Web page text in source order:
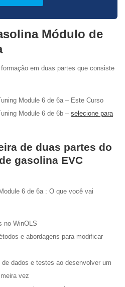
Módulo de
em duas partes que consiste
Module 6 de 6a – Este Curso
Module 6 de 6b – selecione para
de duas partes do
gasolina EVC
6 de 6a : O que você vai
no WinOLS
e abordagens para modificar
dados e testes ao desenvolver um
vez